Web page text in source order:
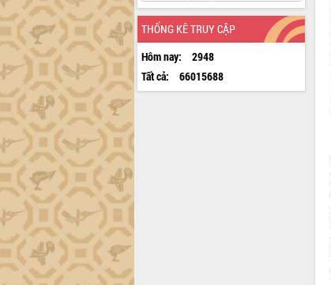
THỐNG KÊ TRUY CẬP
Hôm nay:
2948
Tất cả:
66015688